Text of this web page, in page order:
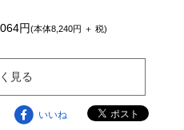
円(本体8,240円 ＋ 税)
見る
いいね